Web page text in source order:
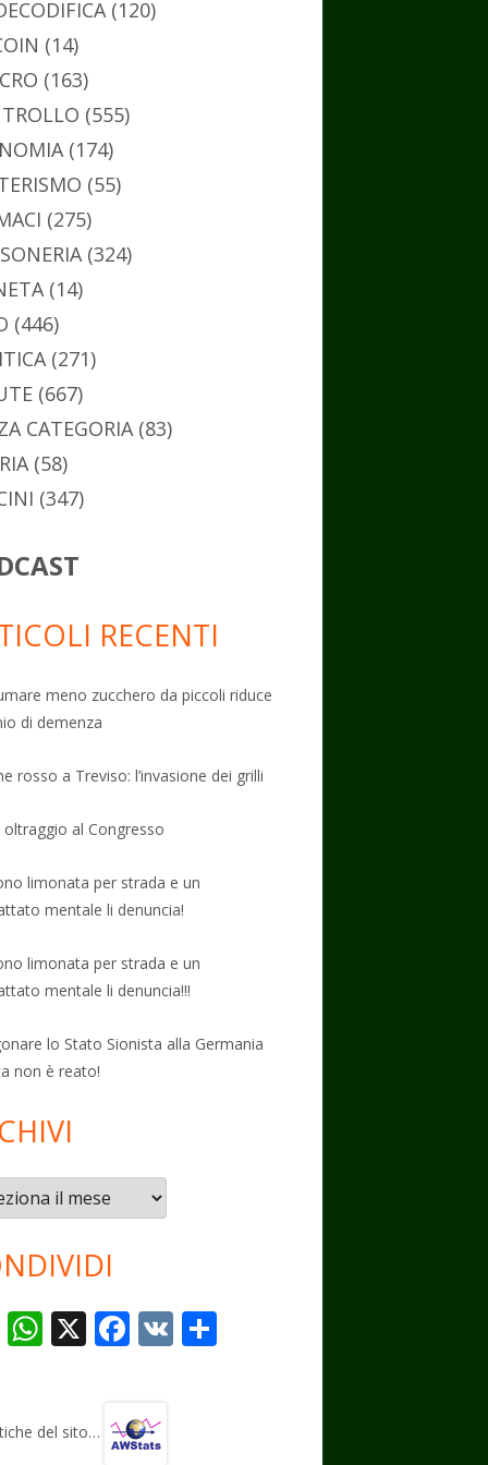
(120)
(14)
(163)
(555)
(174)
(55)
(275)
(324)
(14)
(446)
(271)
(667)
CATEGORIA(83)
(58)
(347)
RECENTI
meno zucchero da piccoli riduce
di demenza
rosso a Treviso: l’invasione dei grilli
oltraggio al Congresso
limonata per strada e un
mentale li denuncia!
limonata per strada e un
mentale li denuncia!!!
lo Stato Sionista alla Germania
non è reato!
T
gr
W
s
X F
b
V
del sito…